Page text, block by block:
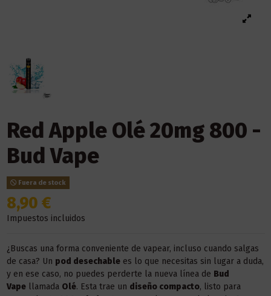
Red Apple Olé 20mg 800 -
Bud Vape
Fuera de stock
8,90 €
Impuestos incluidos
¿Buscas una forma conveniente de vapear, incluso cuando salgas
de casa? Un pod desechablees lo que necesitas sin lugar a duda,
y en ese caso, no puedes perderte la nueva línea de Bud
Vapellamada Olé. Esta trae un diseño compacto, listo para